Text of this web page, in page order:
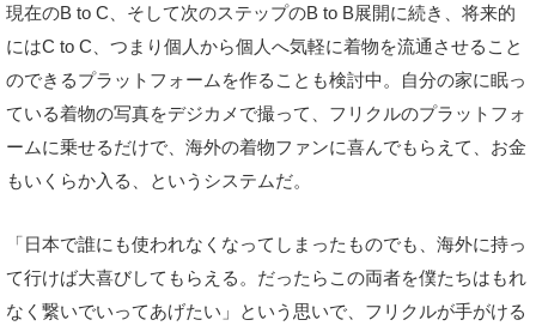
現在のB to C、そして次のステップのB to B展開に続き、将来的
にはC to C、つまり個人から個人へ気軽に着物を流通させること
のできるプラットフォームを作ることも検討中。自分の家に眠っ
ている着物の写真をデジカメで撮って、フリクルのプラットフォ
ームに乗せるだけで、海外の着物ファンに喜んでもらえて、お金
もいくらか入る、というシステムだ。
「日本で誰にも使われなくなってしまったものでも、海外に持っ
て行けば大喜びしてもらえる。だったらこの両者を僕たちはもれ
なく繋いでいってあげたい」という思いで、フリクルが手がける